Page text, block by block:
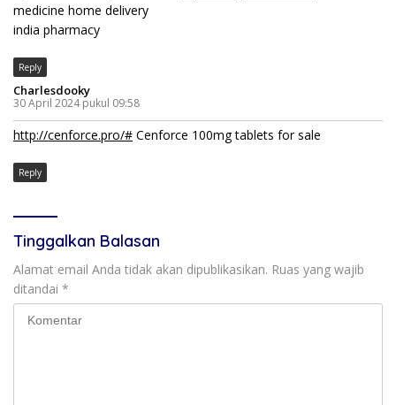
medicine home delivery
india pharmacy
Reply
Charlesdooky
30 April 2024 pukul 09:58
http://cenforce.pro/# Cenforce 100mg tablets for sale
Reply
Tinggalkan Balasan
Alamat email Anda tidak akan dipublikasikan. Ruas yang wajib
ditandai *